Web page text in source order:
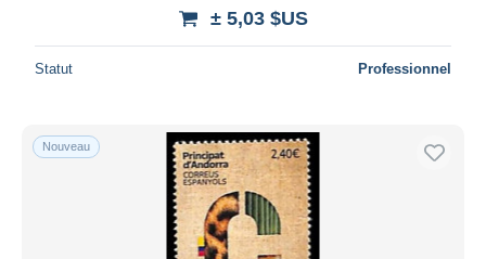
± 5,03 $US
Statut Professionnel
Nouveau